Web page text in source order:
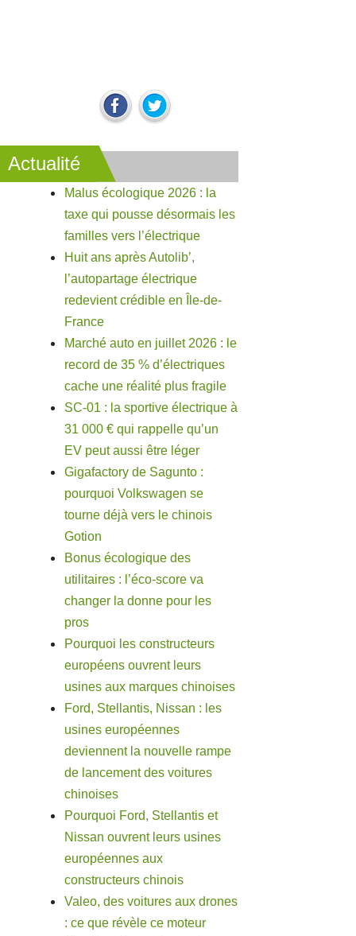
Actualité
Malus écologique 2026 : la
taxe qui pousse désormais les
familles vers l’électrique
Huit ans après Autolib’,
l’autopartage électrique
redevient crédible en Île-de-
France
Marché auto en juillet 2026 : le
record de 35 % d’électriques
cache une réalité plus fragile
SC-01 : la sportive électrique à
31 000 € qui rappelle qu’un
EV peut aussi être léger
Gigafactory de Sagunto :
pourquoi Volkswagen se
tourne déjà vers le chinois
Gotion
Bonus écologique des
utilitaires : l’éco-score va
changer la donne pour les
pros
Pourquoi les constructeurs
européens ouvrent leurs
usines aux marques chinoises
Ford, Stellantis, Nissan : les
usines européennes
deviennent la nouvelle rampe
de lancement des voitures
chinoises
Pourquoi Ford, Stellantis et
Nissan ouvrent leurs usines
européennes aux
constructeurs chinois
Valeo, des voitures aux drones
: ce que révèle ce moteur